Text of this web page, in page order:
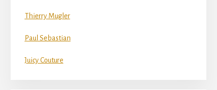
Thierry Mugler
Paul Sebastian
Juicy Couture